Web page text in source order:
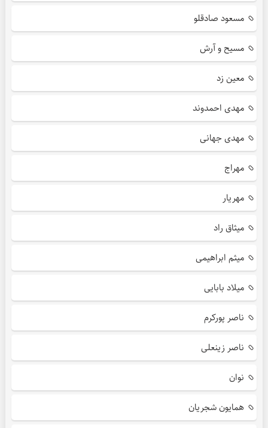
مسعود صادقلو
مسیح و آرش
معین زد
مهدی احمدوند
مهدی جهانی
مهراج
مهریار
میثاق راد
میثم ابراهیمی
میلاد بابایی
ناصر پورکرم
ناصر زینعلی
نوان
همایون شجریان